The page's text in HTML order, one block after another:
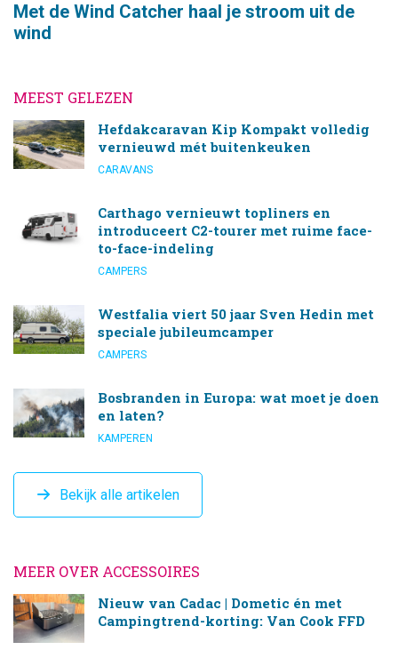
Met de Wind Catcher haal je stroom uit de
wind
MEEST GELEZEN
Hefdakcaravan Kip Kompakt volledig
vernieuwd mét buitenkeuken
CARAVANS
Carthago vernieuwt topliners en
introduceert C2-tourer met ruime face-
to-face-indeling
CAMPERS
Westfalia viert 50 jaar Sven Hedin met
speciale jubileumcamper
CAMPERS
Bosbranden in Europa: wat moet je doen
en laten?
KAMPEREN
Bekijk alle artikelen
MEER OVER ACCESSOIRES
Nieuw van Cadac | Dometic én met
Campingtrend-korting: Van Cook FFD